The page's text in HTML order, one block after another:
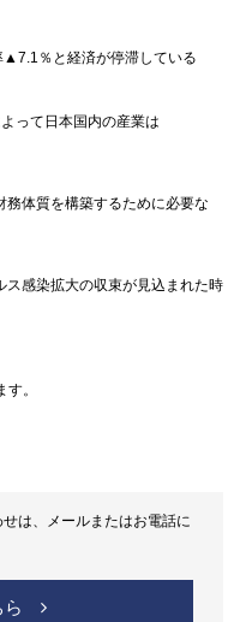
％と経済が停滞している
って日本国内の産業は
体質を構築するために必要な
ス感染拡大の収束が見込まれた時
。
は、メールまたはお電話に